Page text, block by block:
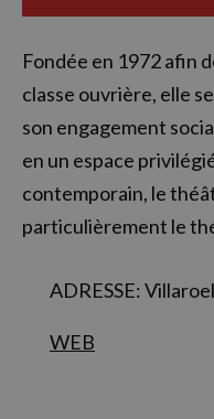
Fondée en 1972 afin
classe ouvrière, elle
son engagement
en un espace
contemporain, le
particulièrement le
ADRESSE:
WEB